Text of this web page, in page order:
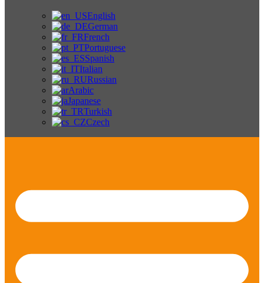
English
German
French
Portuguese
Spanish
Italian
Russian
Arabic
Japanese
Turkish
Czech